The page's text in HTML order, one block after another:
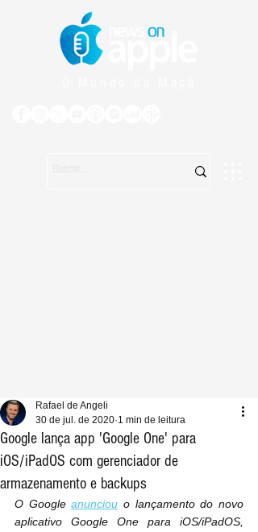
Google lança app 'Google One' para
iOS/iPadOS com gerenciador de
armazenamento e backups
Rafael de Angeli
30 de jul. de 2020 1 min de leitura
O Google anunciou o lançamento do novo
aplicativo Google One para iOS/iPadOS,